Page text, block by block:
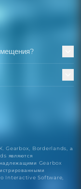
Gearbox, Borderlands, а
являются
Gearbox
Interactive Software,